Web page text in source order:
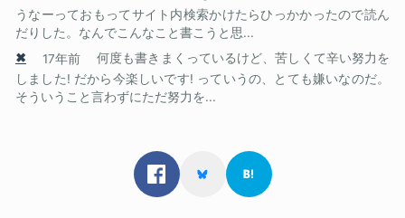
うなーっておもってサイト内検索かけたらひっかかったので読ん
だりした。なんでこんなこと書こうと思...
✖
17年前
何度も書きまくっているけど、苦しくて辛い努力を
しました! だから今楽しいです! っていうの、とても嫌いなのだ。
そういうこと言わずにただ努力を...